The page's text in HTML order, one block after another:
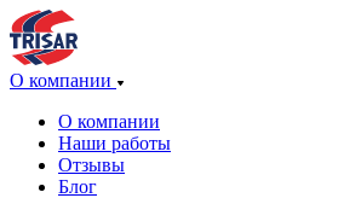
О компании
О компании
Наши работы
Отзывы
Блог